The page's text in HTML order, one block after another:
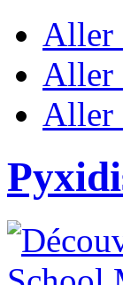
Aller
Aller
Aller